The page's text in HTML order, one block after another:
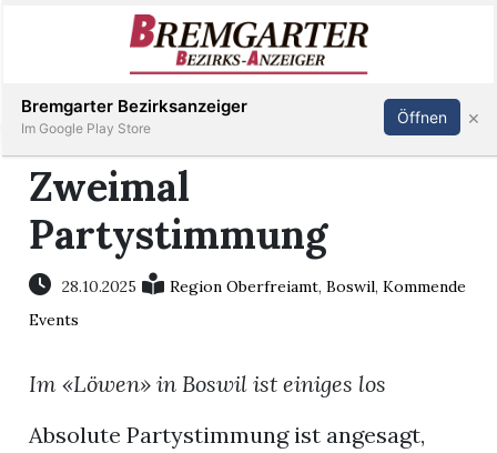
Immobilien
Veranstaltungen
Paper
Inserieren Abonnieren Anmelden
Zweimal
Partystimmung
28.10.2025 Region Oberfreiamt,Boswil,Kommende
Events
Im «Löwen» in Boswil ist einiges los
Absolute Partystimmung ist angesagt,
Bremgarter Bezirksanzeiger
Im Google Play Store
Öffnen ×